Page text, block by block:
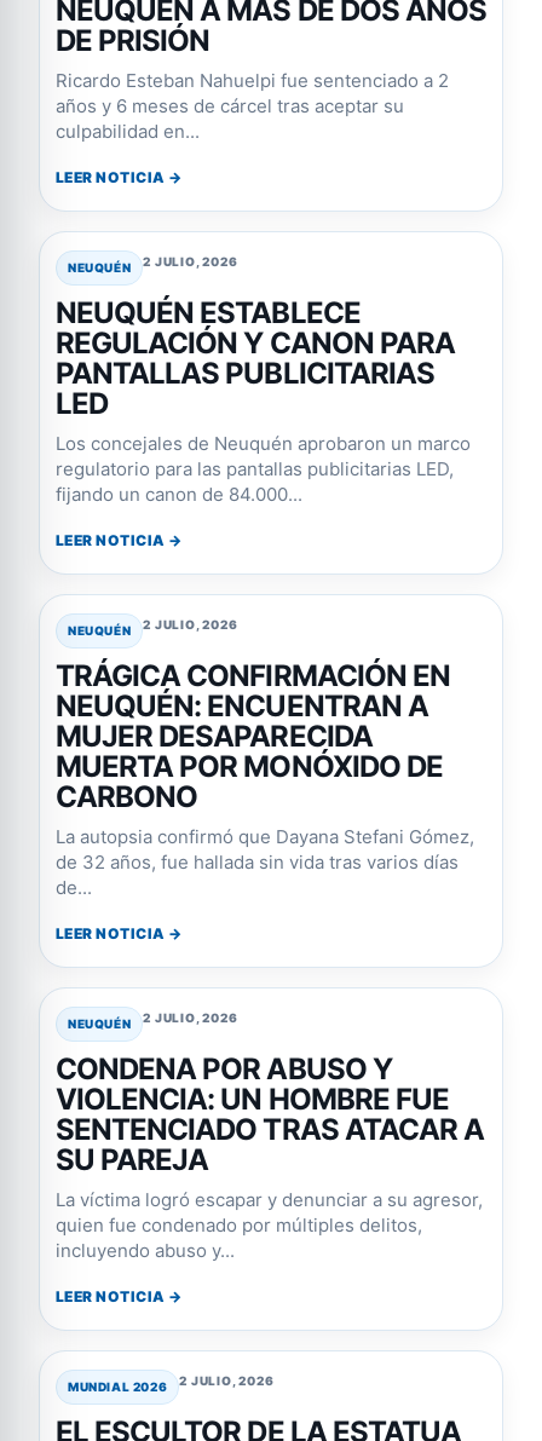
NEUQUÉN A MÁS DE DOS AÑOS
DE PRISIÓN
Ricardo Esteban Nahuelpi fue sentenciado a 2
años y 6 meses de cárcel tras aceptar su
culpabilidad en...
LEER NOTICIA →
NEUQUÉN 2 JULIO, 2026
NEUQUÉN ESTABLECE
REGULACIÓN Y CANON PARA
PANTALLAS PUBLICITARIAS
LED
Los concejales de Neuquén aprobaron un marco
regulatorio para las pantallas publicitarias LED,
fijando un canon de 84.000...
LEER NOTICIA →
NEUQUÉN 2 JULIO, 2026
TRÁGICA CONFIRMACIÓN EN
NEUQUÉN: ENCUENTRAN A
MUJER DESAPARECIDA
MUERTA POR MONÓXIDO DE
CARBONO
La autopsia confirmó que Dayana Stefani Gómez,
de 32 años, fue hallada sin vida tras varios días
de...
LEER NOTICIA →
NEUQUÉN 2 JULIO, 2026
CONDENA POR ABUSO Y
VIOLENCIA: UN HOMBRE FUE
SENTENCIADO TRAS ATACAR A
SU PAREJA
La víctima logró escapar y denunciar a su agresor,
quien fue condenado por múltiples delitos,
incluyendo abuso y...
LEER NOTICIA →
MUNDIAL 2026 2 JULIO, 2026
EL ESCULTOR DE LA ESTATUA